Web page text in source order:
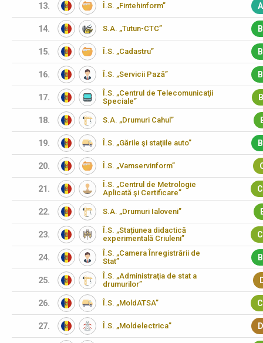
13. Î.S. „Fintehinform”
14. S.A. „Tutun-CTC”
15. Î.S. „Cadastru”
16. Î.S. „Servicii Pază”
17.
Î.S. „Centrul de Telecomunicaţii
Speciale”
18. S.A. „Drumuri Cahul”
19. Î.S. „Gările şi staţiile auto”
20. Î.S. „Vamservinform”
21.
Î.S. „Centrul de Metrologie
Aplicată şi Certificare”
22. S.A. „Drumuri Ialoveni”
23.
Î.S. „Stațiunea didactică
experimentală Criuleni”
24.
Î.S. „Camera Înregistrării de
Stat”
25.
Î.S. „Administraţia de stat a
drumurilor”
26. Î.S. „MoldATSA”
27. Î.S. „Moldelectrica”